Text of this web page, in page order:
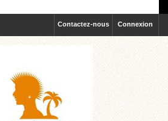
Connexion
Contactez-nous